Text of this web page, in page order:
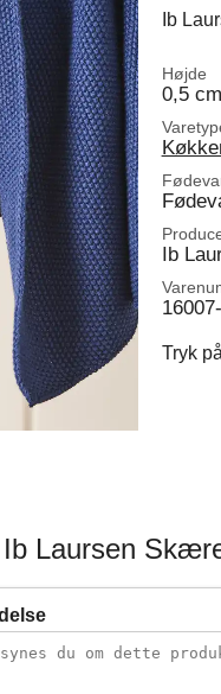
Ib
Højde
0,5 cm
Ib
Tryk
Ib Laursen